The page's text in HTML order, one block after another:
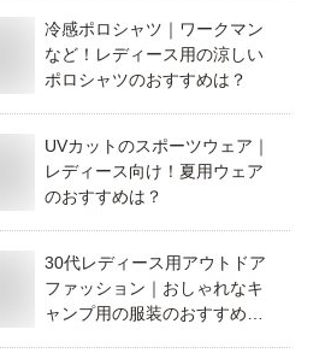
冷感ポロシャツ｜ワークマン
など！レディース用の涼しい
ポロシャツのおすすめは？
UVカットのスポーツウェア｜
レディース向け！夏用ウェア
のおすすめは？
30代レディース用アウトドア
ファッション｜おしゃれなキ
ャンプ用の服装のおすすめを